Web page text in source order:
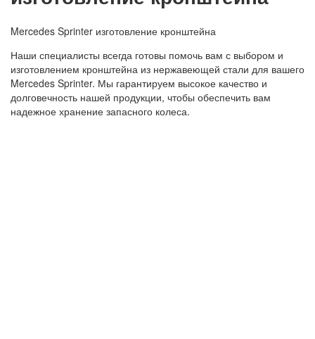
Mercedes Sprinter изготовление кронштейна
Наши специалисты всегда готовы помочь вам с выбором и
изготовлением кронштейна из нержавеющей стали для вашего
Mercedes Sprinter. Мы гарантируем высокое качество и
долговечность нашей продукции, чтобы обеспечить вам
надежное хранение запасного колеса.